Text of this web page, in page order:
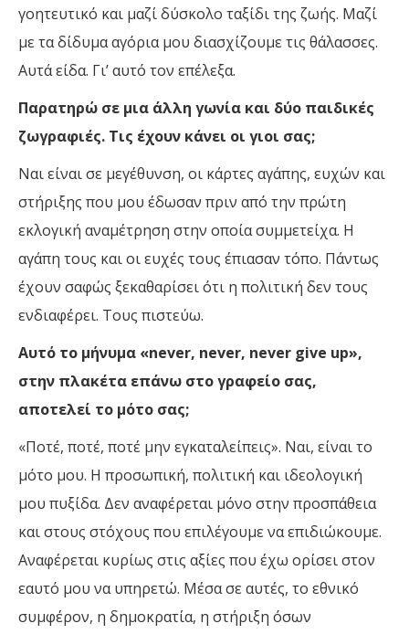
γοητευτικό και μαζί δύσκολο ταξίδι της ζωής. Μαζί
με τα δίδυμα αγόρια μου διασχίζουμε τις θάλασσες.
Αυτά είδα. Γι’ αυτό τον επέλεξα.
Παρατηρώ σε μια άλλη γωνία και δύο παιδικές
ζωγραφιές. Τις έχουν κάνει οι γιοι σας;
Ναι είναι σε μεγέθυνση, οι κάρτες αγάπης, ευχών και
στήριξης που μου έδωσαν πριν από την πρώτη
εκλογική αναμέτρηση στην οποία συμμετείχα. Η
αγάπη τους και οι ευχές τους έπιασαν τόπο. Πάντως
έχουν σαφώς ξεκαθαρίσει ότι η πολιτική δεν τους
ενδιαφέρει. Τους πιστεύω.
Αυτό το μήνυμα «never, never, never give up»,
στην πλακέτα επάνω στο γραφείο σας,
αποτελεί το μότο σας;
«Ποτέ, ποτέ, ποτέ μην εγκαταλείπεις». Ναι, είναι το
μότο μου. Η προσωπική, πολιτική και ιδεολογική
μου πυξίδα. Δεν αναφέρεται μόνο στην προσπάθεια
και στους στόχους που επιλέγουμε να επιδιώκουμε.
Αναφέρεται κυρίως στις αξίες που έχω ορίσει στον
εαυτό μου να υπηρετώ. Μέσα σε αυτές, το εθνικό
συμφέρον, η δημοκρατία, η στήριξη όσων